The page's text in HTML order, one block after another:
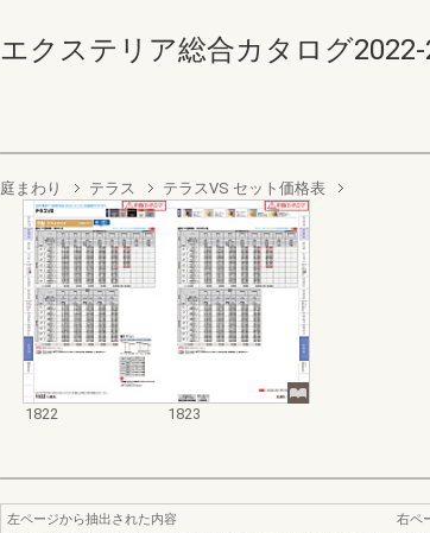
エクステリア総合カタログ
庭まわり テラス テラスVS セット価格表
1822 1823
左ページから抽出された内容
右ペ